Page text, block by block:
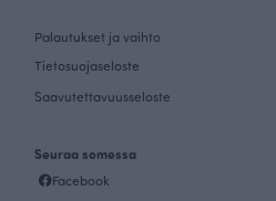
Palautukset ja vaihto
Tietosuojaseloste
Saavutettavuusseloste
Seuraa somessa
Facebook